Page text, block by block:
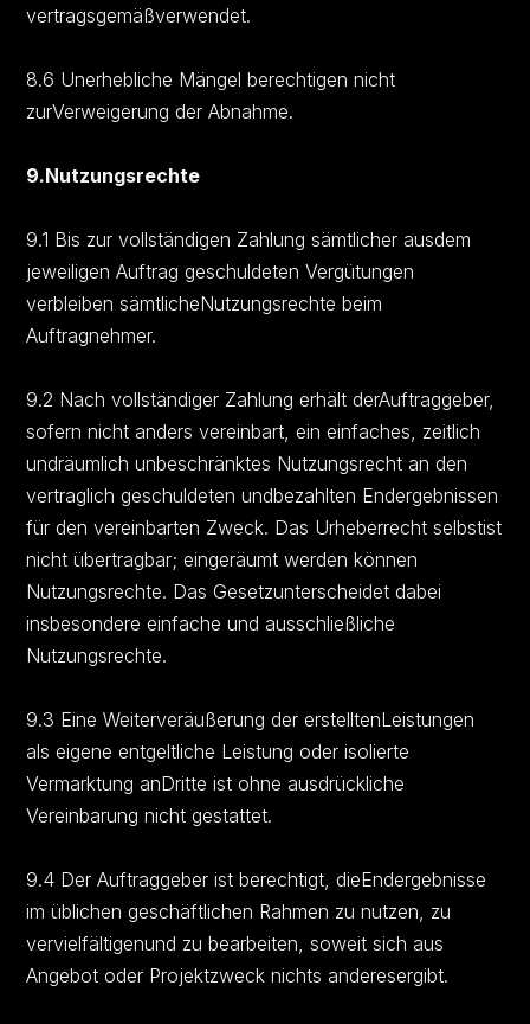
vertragsgemäßverwendet.
8.6 Unerhebliche Mängel berechtigen nicht
zurVerweigerung der Abnahme.
9.Nutzungsrechte
9.1 Bis zur vollständigen Zahlung sämtlicher ausdem
jeweiligen Auftrag geschuldeten Vergütungen
verbleiben sämtlicheNutzungsrechte beim
Auftragnehmer.
9.2 Nach vollständiger Zahlung erhält derAuftraggeber,
sofern nicht anders vereinbart, ein einfaches, zeitlich
undräumlich unbeschränktes Nutzungsrecht an den
vertraglich geschuldeten undbezahlten Endergebnissen
für den vereinbarten Zweck. Das Urheberrecht selbstist
nicht übertragbar; eingeräumt werden können
Nutzungsrechte. Das Gesetzunterscheidet dabei
insbesondere einfache und ausschließliche
Nutzungsrechte.
9.3 Eine Weiterveräußerung der erstelltenLeistungen
als eigene entgeltliche Leistung oder isolierte
Vermarktung anDritte ist ohne ausdrückliche
Vereinbarung nicht gestattet.
9.4 Der Auftraggeber ist berechtigt, dieEndergebnisse
im üblichen geschäftlichen Rahmen zu nutzen, zu
vervielfältigenund zu bearbeiten, soweit sich aus
Angebot oder Projektzweck nichts anderesergibt.